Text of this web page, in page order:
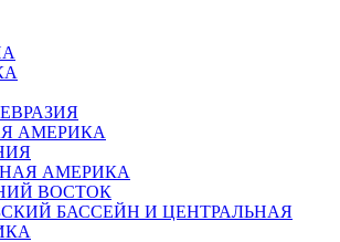
АМЕРИКА
АМЕРИКА
ВОСТОК
БАССЕЙН И ЦЕНТРАЛЬНАЯ